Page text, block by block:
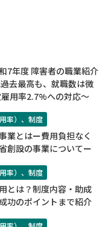
7年度 障害者の職業紹介
去最高も、就職数は微
用率2.7%への対応～
率）、制度
業とはー費用負担なく
創設の事業についてー
率）、制度
とは？制度内容・助成
功のポイントまで紹介​